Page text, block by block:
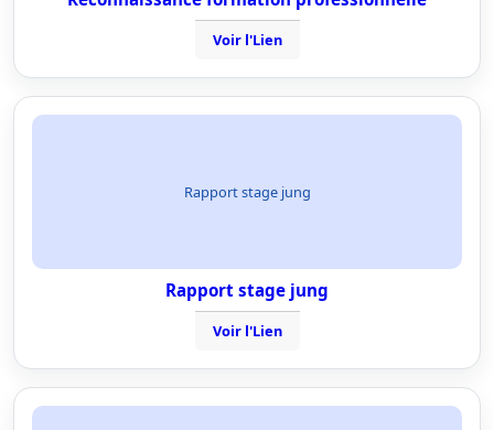
Voir l'Lien
Rapport stage jung
Rapport stage jung
Voir l'Lien